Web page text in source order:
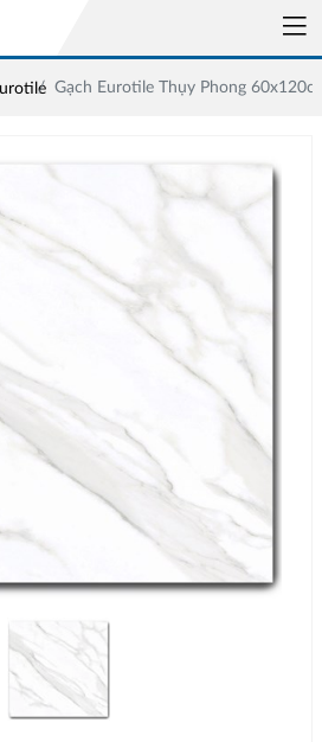
Gạch Eurotile Thụy Phong